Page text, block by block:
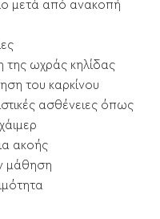
μετά από ανακοπή
της ωχράς κηλίδας
του καρκίνου
ασθένειες όπως
ακοής
μάθηση